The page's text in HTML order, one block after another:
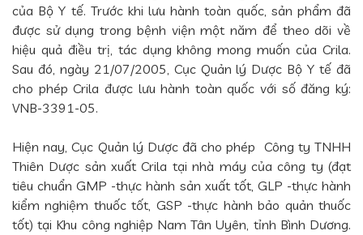
của Bộ Y tế. Trước khi lưu hành toàn quốc, sản phẩm đã
được sử dụng trong bệnh viện một năm để theo dõi về
hiệu quả điều trị, tác dụng không mong muốn của Crila.
Sau đó, ngày 21/07/2005, Cục Quản lý Dược Bộ Y tế đã
cho phép Crila được lưu hành toàn quốc với số đăng ký:
VNB-3391-05.
Hiện nay, Cục Quản lý Dược đã cho phép Công ty TNHH
Thiên Dược sản xuất Crila tại nhà máy của công ty (đạt
tiêu chuẩn GMP -thực hành sản xuất tốt, GLP -thực hành
kiểm nghiệm thuốc tốt, GSP -thực hành bảo quản thuốc
tốt) tại Khu công nghiệp Nam Tân Uyên, tỉnh Bình Dương.